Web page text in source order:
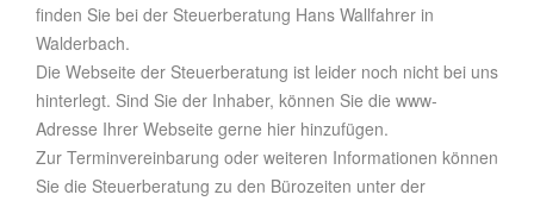
finden Sie bei der Steuerberatung Hans Wallfahrer in
Walderbach.
Die Webseite der Steuerberatung ist leider noch nicht bei uns
hinterlegt. Sind Sie der Inhaber, können Sie die www-
Adresse Ihrer Webseite gerne hier hinzufügen.
Zur Terminvereinbarung oder weiteren Informationen können
Sie die Steuerberatung zu den Bürozeiten unter der